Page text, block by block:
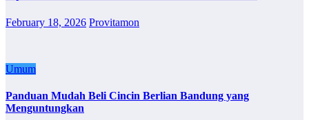
February 18, 2026 Provitamon
Umum
Panduan Mudah Beli Cincin Berlian Bandung yang
Menguntungkan